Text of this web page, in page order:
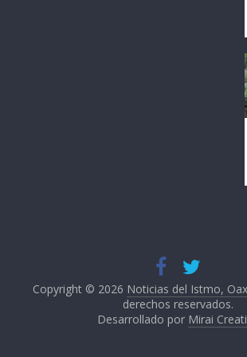
Copyright © 2026 Noticias del Istmo,
derechos reservados.
Desarrollado por Mirai